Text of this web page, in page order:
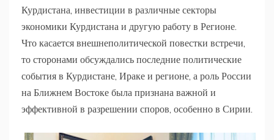
Курдистана, инвестиции в различные секторы
экономики Курдистана и другую работу в Регионе.
Что касается внешнеполитической повестки встречи,
то сторонами обсуждались последние политические
события в Курдистане, Ираке и регионе, а роль России
на Ближнем Востоке была признана важной и
эффективной в разрешении споров, особенно в Сирии.